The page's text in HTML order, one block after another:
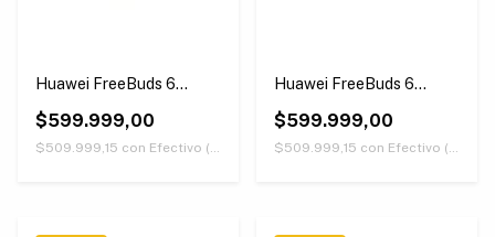
Huawei FreeBuds 6
$599.999,00
$509.999,15 con Efectivo (Únicamente retirando en nuestras sucursales)
Huawei FreeBuds 6
$599.999,00
$509.999,15 con Efectivo (Únicamente retirando en nuestras sucursales)